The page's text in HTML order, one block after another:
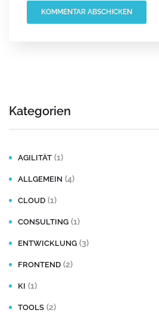
t
:
Kategorien
AGILITÄT (1)
ALLGEMEIN (4)
CLOUD (1)
CONSULTING (1)
ENTWICKLUNG (3)
FRONTEND (2)
KI (1)
TOOLS (2)